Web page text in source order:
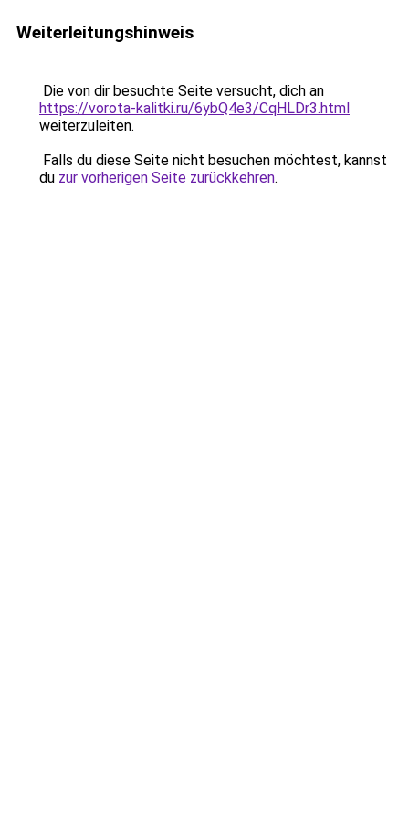
Weiterleitungshinweis
Die von dir besuchte Seite versucht, dich an
https://vorota-kalitki.ru/6ybQ4e3/CqHLDr3.html
weiterzuleiten.
Falls du diese Seite nicht besuchen möchtest, kannst
du zur vorherigen Seite zurückkehren.